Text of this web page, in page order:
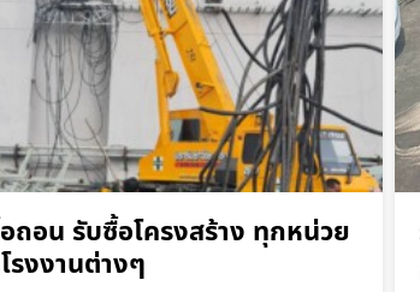
ถอน รับซื้อโครงสร้าง ทุกหน่วย
รงงานต่างๆ